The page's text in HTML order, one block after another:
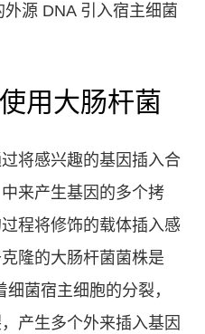
源 DNA 引入宿主细菌
用大肠杆菌
将感兴趣的基因插入合
来产生基因的多个拷
程将修饰的载体插入感
隆的大肠杆菌菌株是
菌宿主细胞的分裂，
产生多个外来插入基因